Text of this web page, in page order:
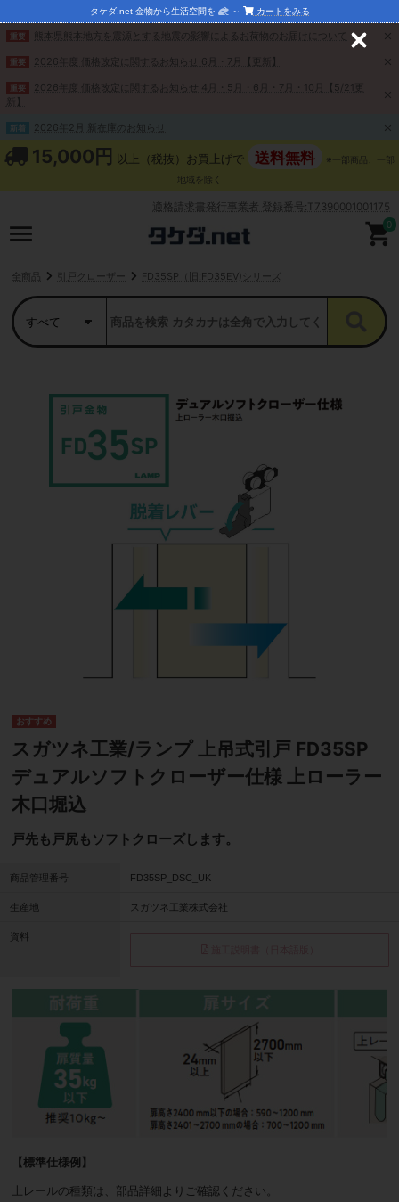
重要 熊本県熊本地方を震源とする地震の影響によるお荷物のお届けについて
重要 2026年度 価格改定に関するお知らせ 6月・7月【更新】
重要
2026年度 価格改定に関するお知らせ 4月・5月・6月・7月・10月【5/21更
新】
新着 2026年2月 新在庫のお知らせ
タケダ.net 金物から生活空間を ～ カートをみる
15,000円 以上（税抜）お買上げで 送料無料
※一部商品、一部
地域を除く
適格請求書発行事業者 登録番号:T7390001001175
0
全商品 引戸クローザー FD35SP（旧:FD35EV)シリーズ
スガツネ工業/ランプ 上吊式引戸 FD35SP
デュアルソフトクローザー仕様 上ローラー
木口堀込
戸先も戸尻もソフトクローズします。
商品管理番号 FD35SP_DSC_UK
生産地 スガツネ工業株式会社
資料
【標準仕様例】
上レールの種類は、部品詳細よりご確認ください。
C
s